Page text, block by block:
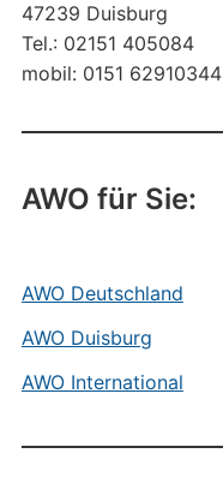
47239 Duisburg
Tel.: 02151 405084
mobil: 0151 62910344
AWO für Sie:
AWO Deutschland
AWO Duisburg
AWO International